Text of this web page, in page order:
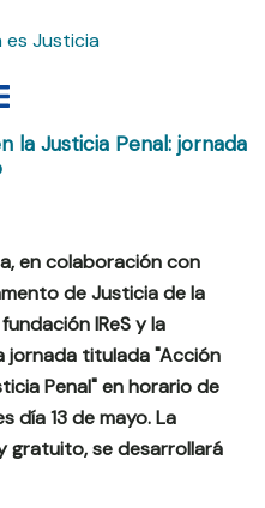
la Justicia Penal: jornada
en colaboración con
de Justicia de la
IReS y la
jornada titulada "Acción
Penal" en horario de
día 13 de mayo. La
gratuito, se desarrollará